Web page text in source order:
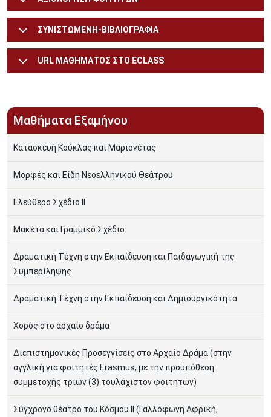
ΣΥΝΙΣΤΩΜΕΝΗ-ΒΙΒΛΙΟΓΡΑΦΙΑ
URL ΜΑΘΗΜΑΤΟΣ ΣΤΟ ECLASS
Μαθήματα Εξαμήνου
Κατασκευή Κούκλας και Μαριονέτας
Μορφές και Είδη Νεοελληνικού Θεάτρου
Ελεύθερο Σχέδιο ΙΙ
Μακέτα και Γραμμικό Σχέδιο
Δραματική Τέχνη στην Εκπαίδευση και Παιδαγωγική της
Συμπερίληψης
Δραματική Τέχνη στην Εκπαίδευση και Δημιουργικότητα
Χορός στο αρχαίο δράμα
Διεπιστημονικές Προσεγγίσεις στο Αρχαίο Δράμα (στην
αγγλική για φοιτητές Erasmus, με την προϋπόθεση
συμμετοχής τριών (3) τουλάχιστον φοιτητών)
Σύγχρονο θέατρο του Κόσμου ΙΙ (Γαλλόφωνη Αφρική,